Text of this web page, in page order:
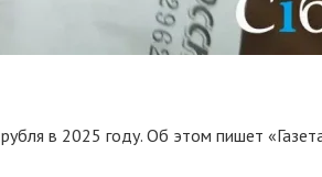
в 2025 году. Об этом пишет